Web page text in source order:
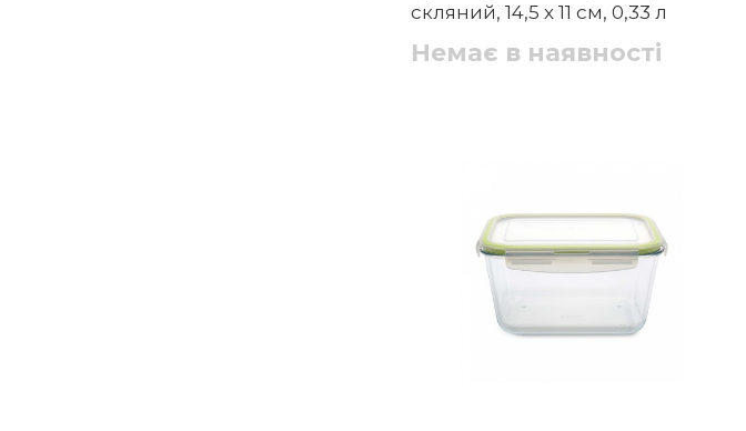
скляний, 14,5 х 11 см, 0,33 л
Немає в наявності